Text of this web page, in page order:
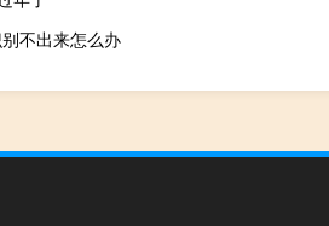
不出来怎么办